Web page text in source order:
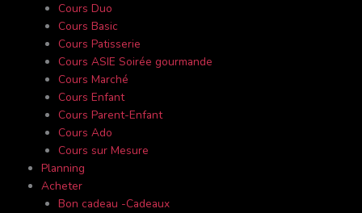
Cours Duo
Cours Basic
Cours Patisserie
Cours ASIE Soirée gourmande
Cours Marché
Cours Enfant
Cours Parent-Enfant
Cours Ado
Cours sur Mesure
Planning
Acheter
Bon cadeau -Cadeaux